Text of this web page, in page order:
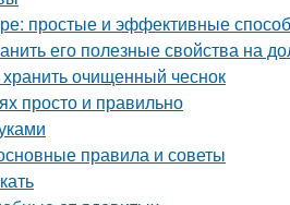
простые и эффективные
его полезные свойства на
очищенный чеснок
просто и правильно
правила и советы